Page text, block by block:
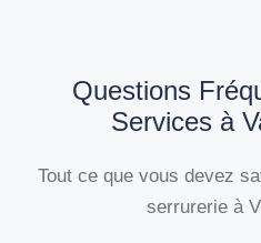
Questions
Services à
Tout ce que vous devez
serrurerie à